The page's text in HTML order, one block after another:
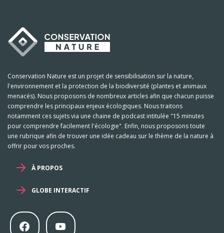
Conservation Nature est un projet de sensibilisation sur la nature,
l'environnement et la protection de la biodiversité (plantes et animaux
menacés). Nous proposons de nombreux articles afin que chacun puisse
comprendre les principaux enjeux écologiques. Nous traitons
notamment ces sujets via une chaine de podcast intitulée "15 minutes
pour comprendre facilement l'écologie". Enfin, nous proposons toute
une rubrique afin de trouver une idée cadeau sur le thème de la nature à
offrir pour vos proches.
À PROPOS
GLOBE INTERACTIF